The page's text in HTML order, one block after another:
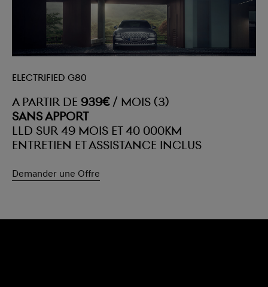
Electrified G80
A PARTIR DE939€/ MOIS (3)
SANS APPORT
LLD SUR 49 MOIS ET 40 000KM
ENTRETIEN ET ASSISTANCE INCLUS
Demander une Offre